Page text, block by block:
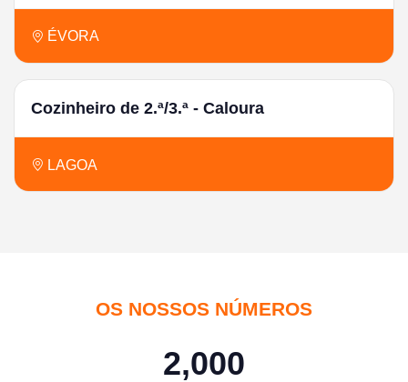
ÉVORA
Cozinheiro de 2.ª/3.ª - Caloura
LAGOA
OS NOSSOS NÚMEROS
2,000